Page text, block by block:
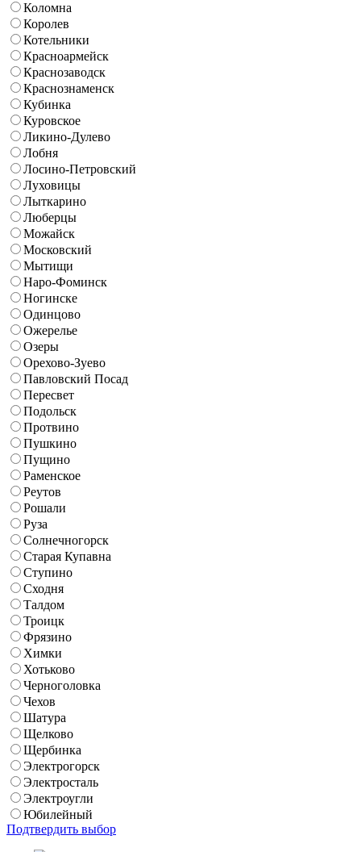
Коломна
Королев
Котельники
Красноармейск
Краснозаводск
Краснознаменск
Кубинка
Куровское
Ликино-Дулево
Лобня
Лосино-Петровский
Луховицы
Лыткарино
Люберцы
Можайск
Московский
Мытищи
Наро-Фоминск
Ногинске
Одинцово
Ожерелье
Озеры
Орехово-Зуево
Павловский Посад
Пересвет
Подольск
Протвино
Пушкино
Пущино
Раменское
Реутов
Рошали
Руза
Солнечногорск
Старая Купавна
Ступино
Сходня
Талдом
Троицк
Фрязино
Химки
Хотьково
Черноголовка
Чехов
Шатура
Щелково
Щербинка
Электрогорск
Электросталь
Электроугли
Юбилейный
Подтвердить выбор